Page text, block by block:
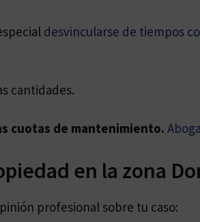
desvincularse de tiempos
cantidades.
cuotas de mantenimiento.
en la zona
profesional sobre tu caso: